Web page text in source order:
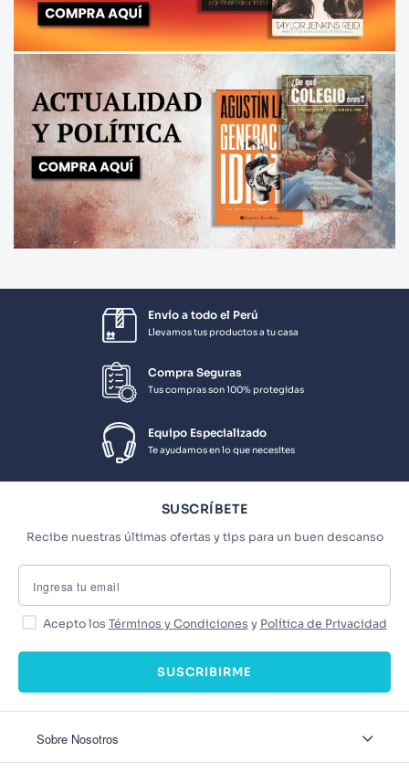
Envío a todo el Perú
Llevamos tus productos a tu casa
Compra Seguras
Tus compras son 100% protegidas
Equipo Especializado
Te ayudamos en lo que necesites
SUSCRÍBETE
Recibe nuestras últimas ofertas y tips para un buen descanso
Acepto los Términos y Condiciones y Política de Privacidad
SUSCRIBIRME
Sobre Nosotros